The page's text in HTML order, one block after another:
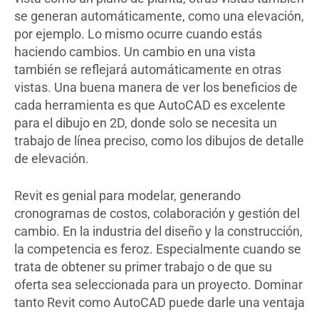
se generan automáticamente, como una elevación,
por ejemplo. Lo mismo ocurre cuando estás
haciendo cambios. Un cambio en una vista
también se reflejará automáticamente en otras
vistas. Una buena manera de ver los beneficios de
cada herramienta es que AutoCAD es excelente
para el dibujo en 2D, donde solo se necesita un
trabajo de línea preciso, como los dibujos de detalle
de elevación.
Revit es genial para modelar, generando
cronogramas de costos, colaboración y gestión del
cambio. En la industria del diseño y la construcción,
la competencia es feroz. Especialmente cuando se
trata de obtener su primer trabajo o de que su
oferta sea seleccionada para un proyecto. Dominar
tanto Revit como AutoCAD puede darle una ventaja